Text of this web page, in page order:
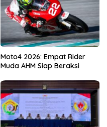
Moto4 2026: Empat Rider
Muda AHM Siap Beraksi